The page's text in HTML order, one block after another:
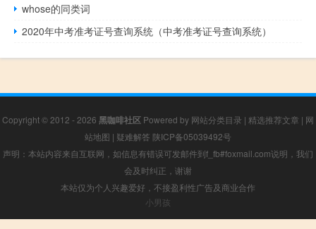
whose的同类词
2020年中考准考证号查询系统（中考准考证号查询系统）
Copyright © 2012 - 2026 黑咖啡社区 Powered by 网站分类目录 | 精选推荐文章 | 网
站地图 | 疑难解答 陕ICP备05039492号
声明：本站内容来自互联网，如信息有错误可发邮件到f_fb#foxmail.com说明，我们
会及时纠正，谢谢
本站仅为个人兴趣爱好，不接盈利性广告及商业合作
小男孩